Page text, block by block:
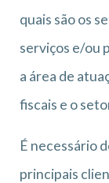
quais são os
serviços e/ou
a área de
fiscais e o
É necessário
principais